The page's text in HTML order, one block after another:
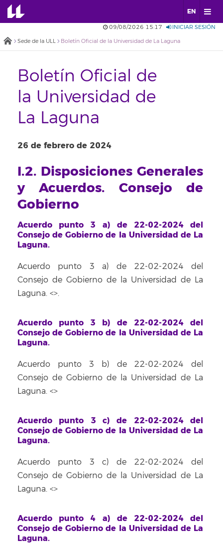
EN
09/08/2026 15:17 INICIAR SESIÓN
Sede de la ULL Boletín Oficial de la Universidad de La Laguna
Boletín Oficial de
la Universidad de
La Laguna
26 de febrero de 2024
I.2. Disposiciones Generales
y Acuerdos. Consejo de
Gobierno
Acuerdo punto 3 a) de 22-02-2024 del
Consejo de Gobierno de la Universidad de La
Laguna.
Acuerdo punto 3 a) de 22-02-2024 del
Consejo de Gobierno de la Universidad de La
Laguna. <>.
Acuerdo punto 3 b) de 22-02-2024 del
Consejo de Gobierno de la Universidad de La
Laguna.
Acuerdo punto 3 b) de 22-02-2024 del
Consejo de Gobierno de la Universidad de La
Laguna. <>
Acuerdo punto 3 c) de 22-02-2024 del
Consejo de Gobierno de la Universidad de La
Laguna.
Acuerdo punto 3 c) de 22-02-2024 del
Consejo de Gobierno de la Universidad de La
Laguna. <>
Acuerdo punto 4 a) de 22-02-2024 del
Consejo de Gobierno de la Universidad de La
Laguna.